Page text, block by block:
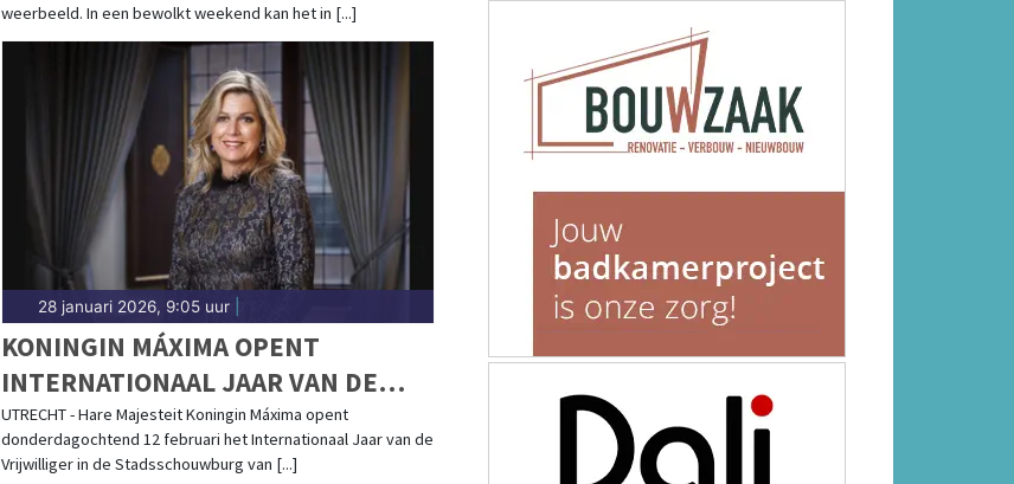
weerbeeld. In een bewolkt weekend kan het in [...]
28 januari 2026, 9:05 uur|
KONINGIN MÁXIMA OPENT
INTERNATIONAAL JAAR VAN DE
VRIJWILLIGER
UTRECHT - Hare Majesteit Koningin Máxima opent
donderdagochtend 12 februari het Internationaal Jaar van de
Vrijwilliger in de Stadsschouwburg van [...]